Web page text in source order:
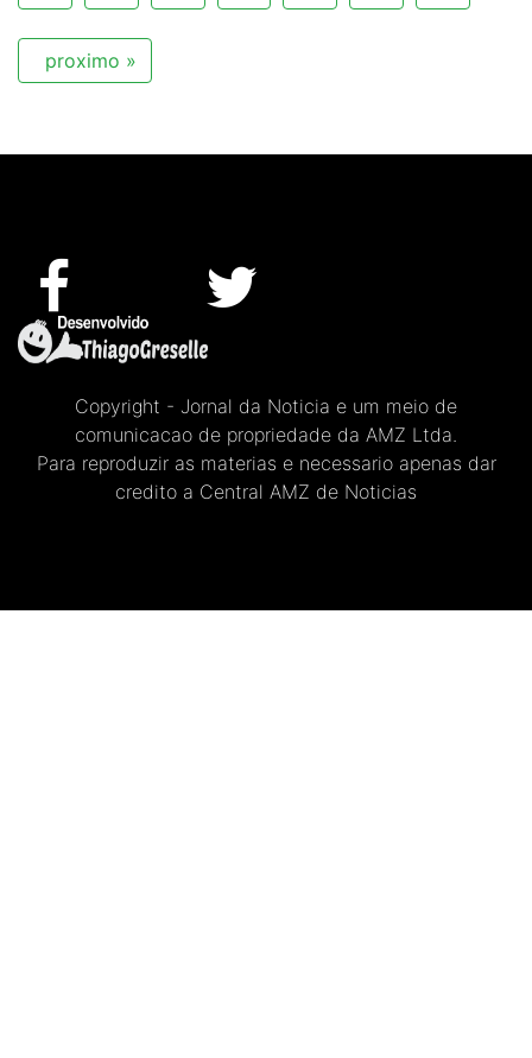
proximo »
Copyright - Jornal da Noticia e um meio de
comunicacao de propriedade da AMZ Ltda.
Para reproduzir as materias e necessario apenas dar
credito a Central AMZ de Noticias